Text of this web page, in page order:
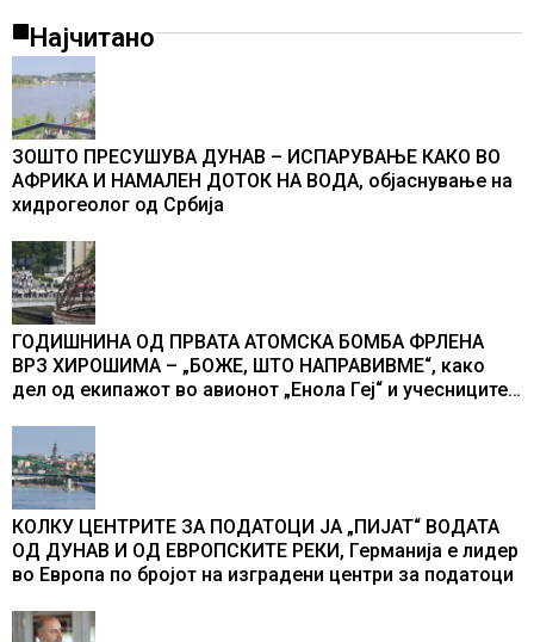
Најчитано
ЗОШТО ПРЕСУШУВА ДУНАВ – ИСПАРУВАЊЕ КАКО ВО
АФРИКА И НАМАЛЕН ДОТОК НА ВОДА, објаснување на
хидрогеолог од Србија
ГОДИШНИНА ОД ПРВАТА АТОМСКА БОМБА ФРЛЕНА
ВРЗ ХИРОШИМА – „БОЖЕ, ШТО НАПРАВИВМЕ“, како
дел од екипажот во авионот „Енола Геј“ и учесниците
промени текот на историјата
КОЛКУ ЦЕНТРИТЕ ЗА ПОДАТОЦИ ЈА „ПИЈАТ“ ВОДАТА
ОД ДУНАВ И ОД ЕВРОПСКИТЕ РЕКИ, Германија е лидер
во Европа по бројот на изградени центри за податоци